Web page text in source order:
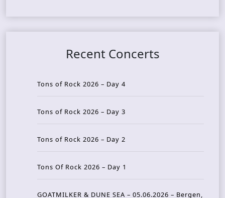
Recent Concerts
Tons of Rock 2026 – Day 4
Tons of Rock 2026 – Day 3
Tons of Rock 2026 – Day 2
Tons Of Rock 2026 – Day 1
GOATMILKER & DUNE SEA – 05.06.2026 – Bergen,